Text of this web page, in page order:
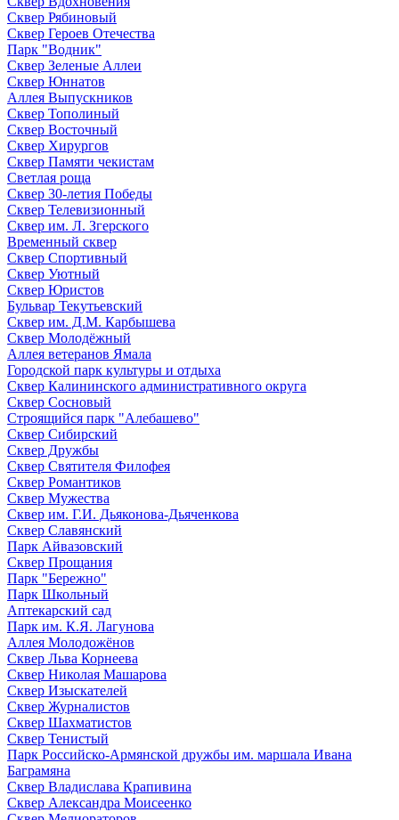
Сквер Рябиновый
Сквер Героев Отечества
Парк "Водник"
Сквер Зеленые Аллеи
Сквер Юннатов
Аллея Выпускников
Сквер Тополиный
Сквер Восточный
Сквер Хирургов
Сквер Памяти чекистам
Светлая роща
Сквер 30-летия Победы
Сквер Телевизионный
Сквер им. Л. Згерского
Временный сквер
Сквер Спортивный
Сквер Уютный
Сквер Юристов
Бульвар Текутьевский
Сквер им. Д.М. Карбышева
Сквер Молодёжный
Аллея ветеранов Ямала
Городской парк культуры и отдыха
Сквер Калининского административного округа
Сквер Сосновый
Строящийся парк "Алебашево"
Сквер Сибирский
Сквер Дружбы
Сквер Святителя Филофея
Сквер Романтиков
Сквер Мужества
Сквер им. Г.И. Дьяконова-Дьяченкова
Сквер Славянский
Парк Айвазовский
Сквер Прощания
Парк "Бережно"
Парк Школьный
Аптекарский сад
Парк им. К.Я. Лагунова
Аллея Молодожёнов
Сквер Льва Корнеева
Сквер Николая Машарова
Сквер Изыскателей
Сквер Журналистов
Сквер Шахматистов
Сквер Тенистый
Парк Российско-Армянской дружбы им. маршала Ивана
Баграмяна
Сквер Владислава Крапивина
Сквер Александра Моисеенко